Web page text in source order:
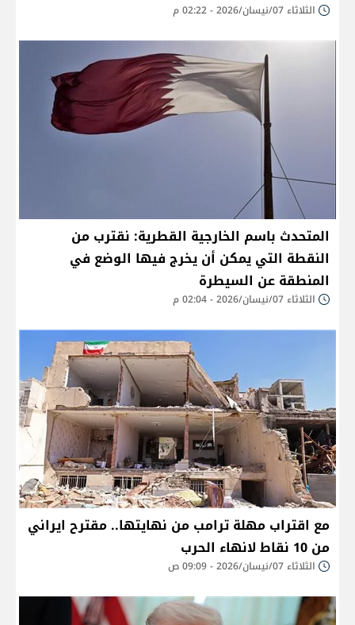
الثلاثاء 07/نيسان/2026 - 02:22 م
المتحدث باسم الخارجية القطرية: نقترب من
النقطة التي يمكن أن يخرج فيها الوضع في
المنطقة عن السيطرة
الثلاثاء 07/نيسان/2026 - 02:04 م
مع اقتراب مهلة ترامب من نهايتها.. مقترح ايراني
من 10 نقاط لانهاء الحرب
الثلاثاء 07/نيسان/2026 - 09:09 ص